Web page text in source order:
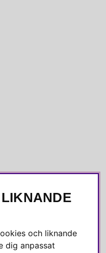
och liknande
dig anpassat